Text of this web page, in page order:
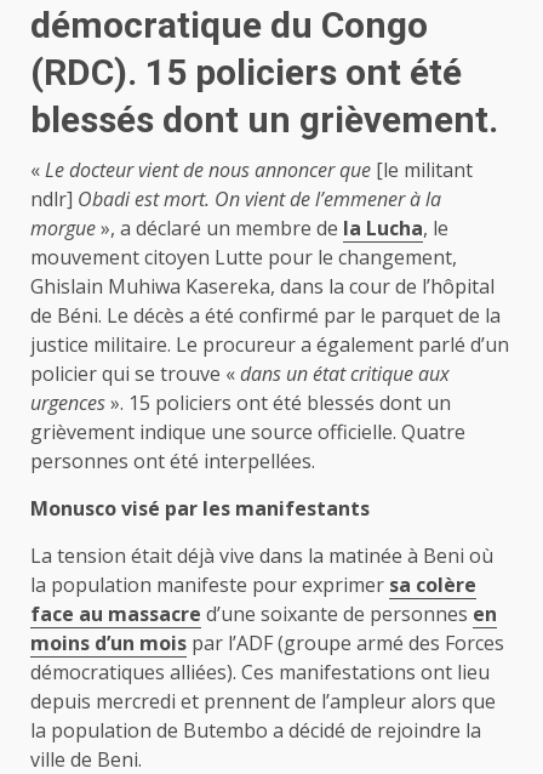
démocratique du Congo
(RDC). 15 policiers ont été
blessés dont un grièvement.
«Le docteur vient de nous annoncer que [le militant
ndlr] Obadi est mort. On vient de l’emmener à la
morgue», a déclaré un membre de la Lucha, le
mouvement citoyen Lutte pour le changement,
Ghislain Muhiwa Kasereka, dans la cour de l’hôpital
de Béni. Le décès a été confirmé par le parquet de la
justice militaire. Le procureur a également parlé d’un
policier qui se trouve «dans un état critique aux
urgences». 15 policiers ont été blessés dont un
grièvement indique une source officielle. Quatre
personnes ont été interpellées.
Monusco visé par les manifestants
La tension était déjà vive dans la matinée à Beni où
la population manifeste pour exprimer sa colère
face au massacre d’une soixante de personnes en
moins d’un mois par l’ADF (groupe armé des Forces
démocratiques alliées). Ces manifestations ont lieu
depuis mercredi et prennent de l’ampleur alors que
la population de Butembo a décidé de rejoindre la
ville de Beni.